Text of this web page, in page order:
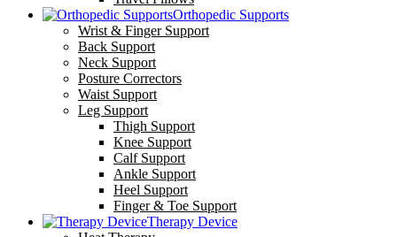
Orthopedic Supports
Wrist & Finger Support
Back Support
Neck Support
Posture Correctors
Waist Support
Leg Support
Thigh Support
Knee Support
Calf Support
Ankle Support
Heel Support
Finger & Toe Support
Therapy Device